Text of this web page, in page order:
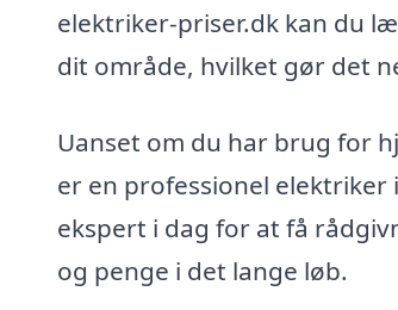
elektriker-priser.dk kan du
dit område, hvilket gør det
Uanset om du har brug for
er en professionel elektriker
ekspert i dag for at få
og penge i det lange løb.